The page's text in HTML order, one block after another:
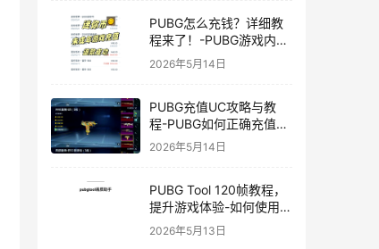
PUBG怎么充钱？详细教
程来了！-PUBG游戏内购
买充值方法及注意事项
2026年5月14日
PUBG充值UC攻略与教
程-PUBG如何正确充值
UC获取游戏内货币
2026年5月14日
PUBG Tool 120帧教程，
提升游戏体验-如何使用
PUBG Tool实现120帧流
畅游戏
2026年5月13日